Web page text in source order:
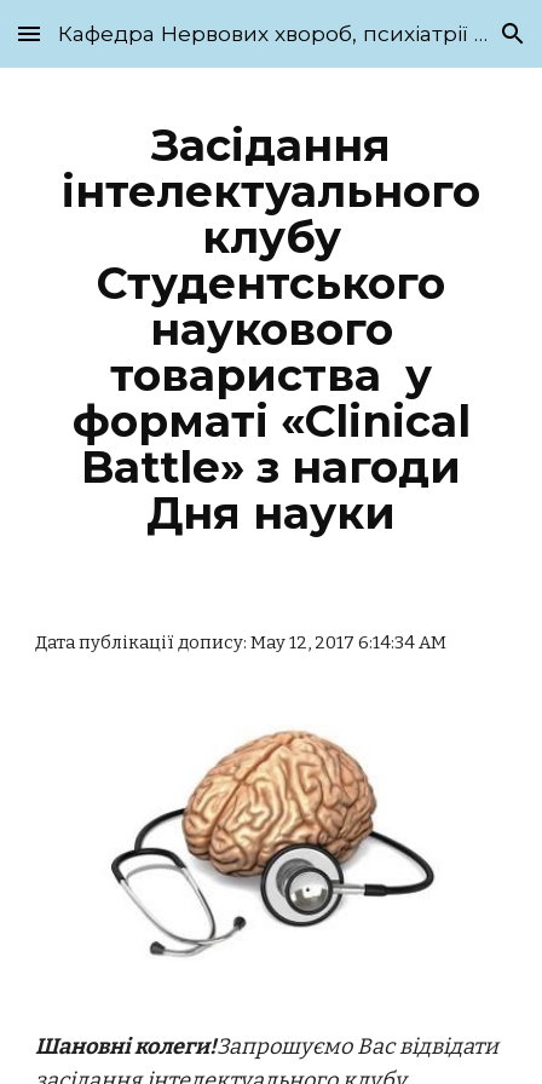
Skip to main content Skip to navigation
Кафедра Нервових хвороб, психіатрії та медичної психології ім. С.М. Савенка
Засідання
інтелектуального
клубу
Студентського
наукового
товариства у
форматі «Clinical
Battle» з нагоди
Дня науки
Дата публікації допису: May 12, 2017 6:14:34 AM
Шановні колеги!Запрошуємо Вас відвідати